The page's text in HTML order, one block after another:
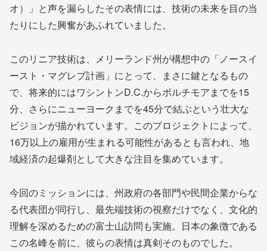
オ）」と声を漏らしたその表情には、技術の未来を目の当
たりにした興奮があふれていました。
このリニア技術は、メリーランド州が構想中の「ノースイ
ースト・マグレブ計画」にとって、まさに鍵となるもの
で、将来的にはワシントンD.C.からボルチモアまでを15
分、さらにニューヨークまでを45分で結ぶという壮大な
ビジョンが描かれています。このプロジェクトによって、
16万以上の雇用が生まれる可能性があるとも言われ、地
域経済の起爆剤として大きな注目を集めています。
今回のミッションには、州政府の各部門や民間企業からな
る代表団が同行し、最先端技術の視察だけでなく、文化的
理解を深めるための富士山訪問も実施。日本の象徴である
この名峰を前に、彼らの表情は真剣そのものでした。